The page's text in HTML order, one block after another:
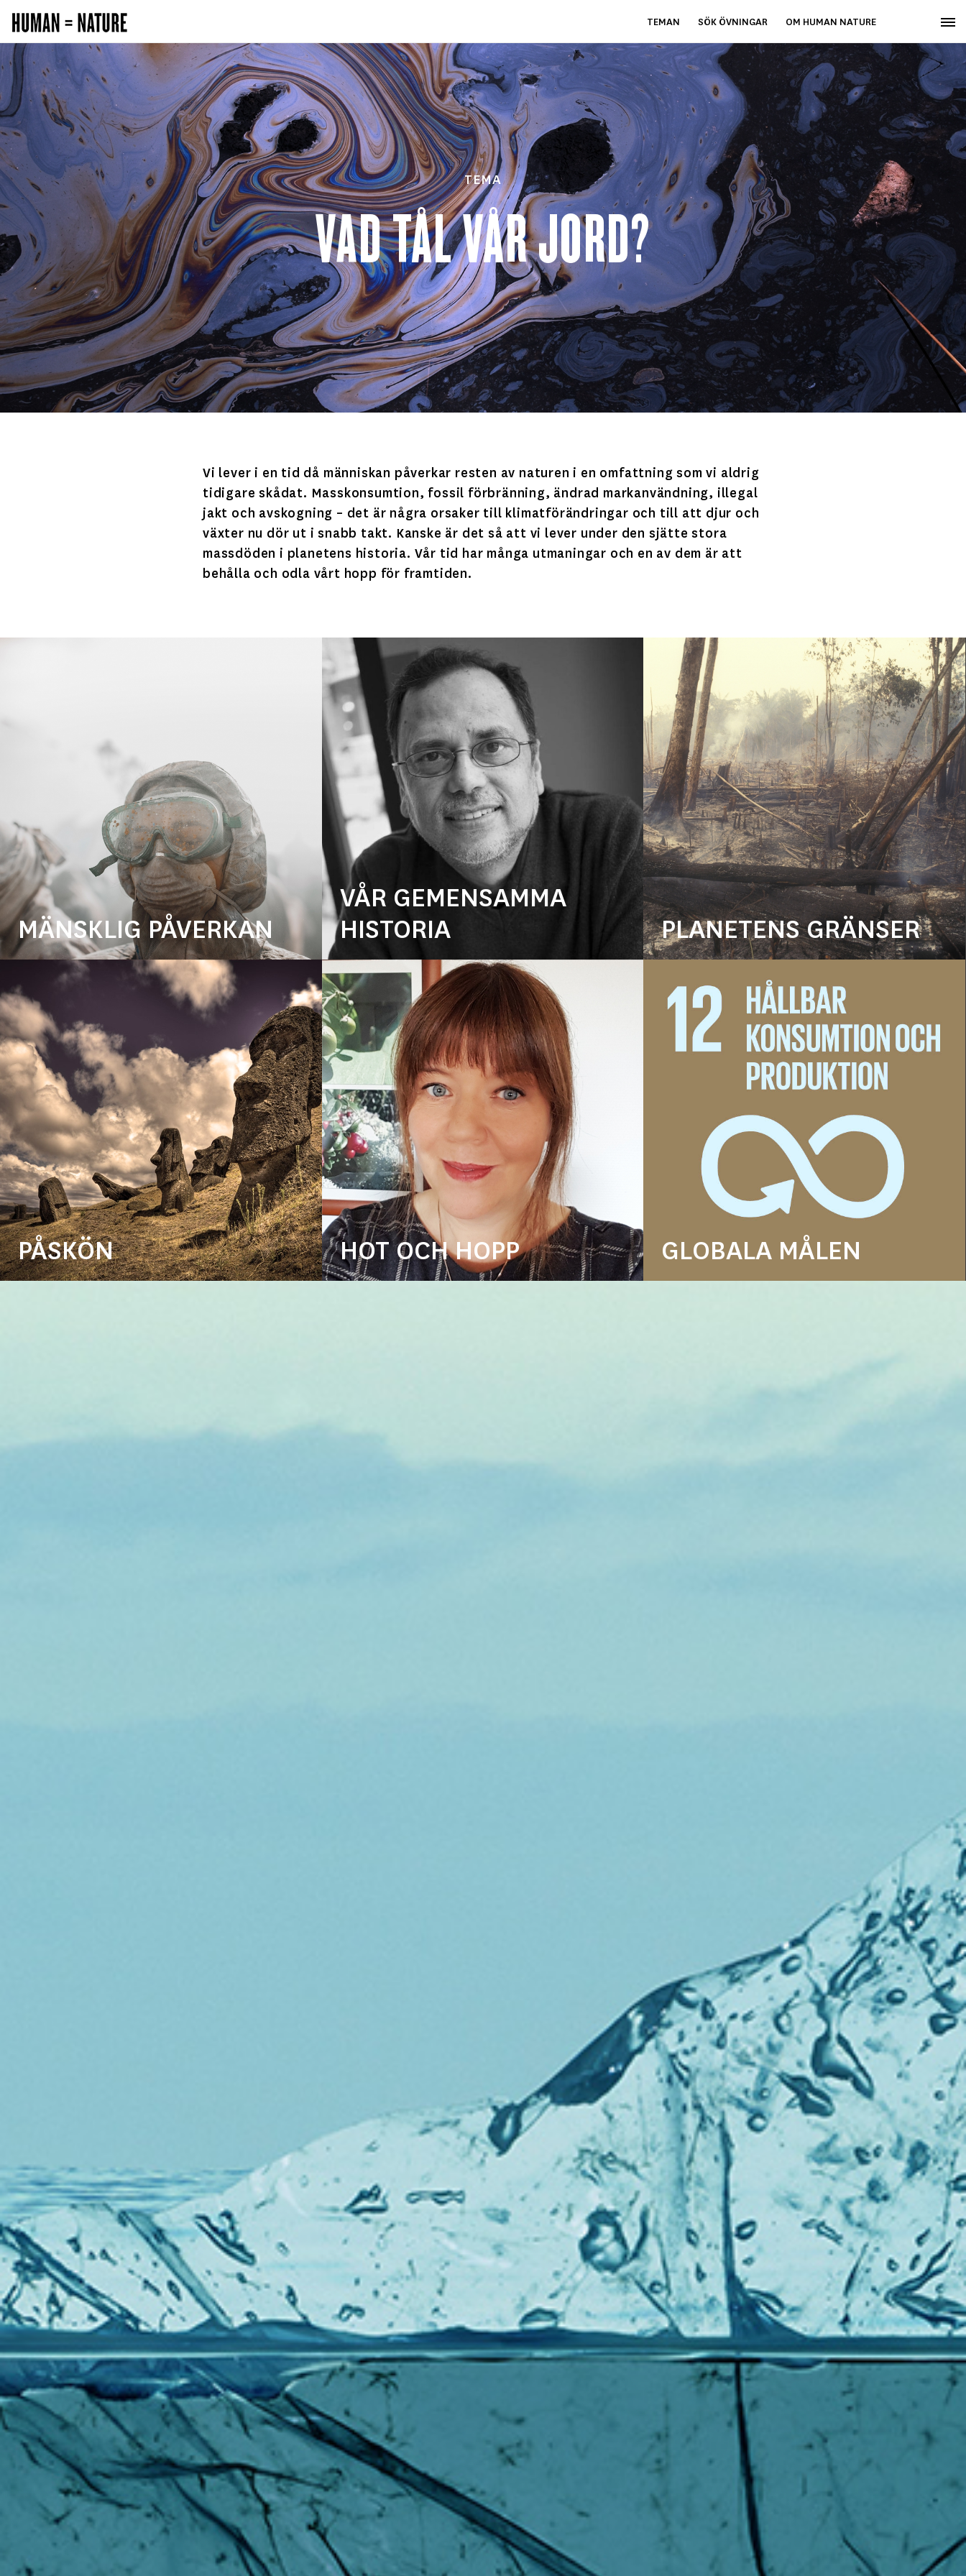
TEMAN SÖK ÖVNINGAR OM HUMAN NATURE
TEMA
VAD TÅL VÅR JORD?
Vi lever i en tid då människan påverkar resten av naturen i en omfattning som vi aldrig
tidigare skådat. Masskonsumtion, fossil förbränning, ändrad markanvändning, illegal
jakt och avskogning – det är några orsaker till klimatförändringar och till att djur och
växter nu dör ut i snabb takt. Kanske är det så att vi lever under den sjätte stora
massdöden i planetens historia. Vår tid har många utmaningar och en av dem är att
behålla och odla vårt hopp för framtiden.
MÄNSKLIG PÅVERKAN
VÅR GEMENSAMMA
HISTORIA
PLANETENS GRÄNSER
PÅSKÖN HOT OCH HOPP GLOBALA MÅLEN